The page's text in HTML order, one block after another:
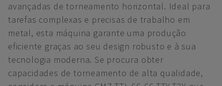
avançadas de torneamento horizontal. Ideal para
tarefas complexas e precisas de trabalho em
metal, esta máquina garante uma produção
eficiente graças ao seu design robusto e à sua
tecnologia moderna. Se procura obter
capacidades de torneamento de alta qualidade,